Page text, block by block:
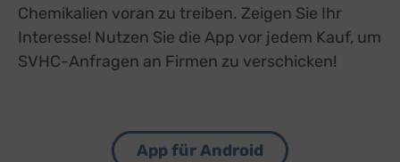
Chemikalien voran zu treiben. Zeigen Sie Ihr
Interesse! Nutzen Sie die App vor jedem Kauf, um
SVHC-Anfragen an Firmen zu verschicken!
App für Android